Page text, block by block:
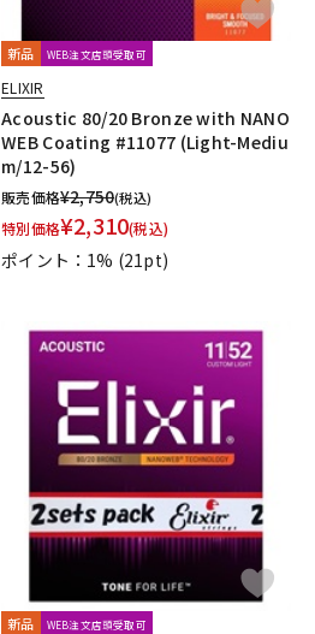
新品 WEB注文店頭受取可
ELIXIR
Acoustic 80/20 Bronze with NANO
WEB Coating #11077 (Light-Mediu
m/12-56)
販売価格¥2,750(税込)
特別価格¥2,310(税込)
ポイント：1% (21pt)
新品 WEB注文店頭受取可